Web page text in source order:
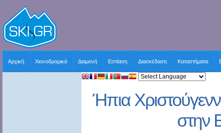
Αρχική Χιονοδρομικά Διαμονή Εστίαση Διασκέδαση Καταστήματα
Ήπια
στην